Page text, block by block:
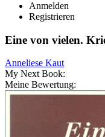
Anmelden
Registrieren
Eine von vielen.
Anneliese Kaut
My Next Book:
Meine Bewertung: